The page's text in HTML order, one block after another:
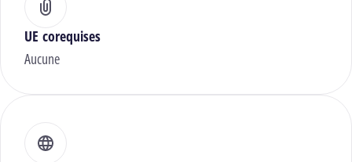
UE corequises
Aucune